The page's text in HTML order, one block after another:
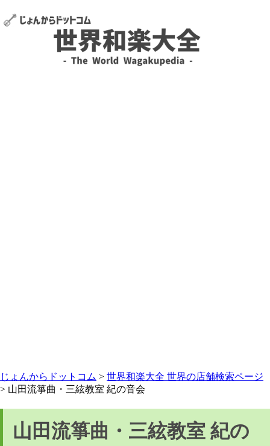
じょんからドットコム > 世界和楽大全 世界の店舗検索ページ
> 山田流箏曲・三絃教室 紀の音会
山田流箏曲・三絃教室 紀の